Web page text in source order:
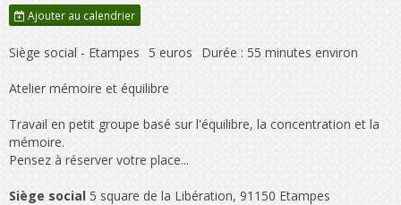
Ajouter au calendrier
Siège social - Etampes 5 euros Durée : 55 minutes environ
Atelier mémoire et équilibre
Travail en petit groupe basé sur l'équilibre, la concentration et la
mémoire.
Pensez à réserver votre place...
Siège social5 square de la Libération, 91150 Etampes